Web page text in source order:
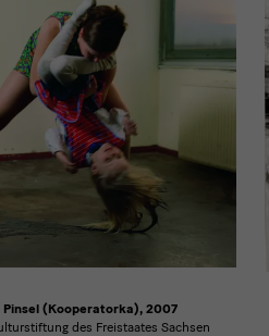
Pinsel (Kooperatorka), 2007
des Freistaates Sachsen